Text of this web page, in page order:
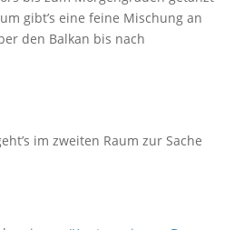
gibt’s eine feine Mischung an
den Balkan bis nach
im zweiten Raum zur Sache